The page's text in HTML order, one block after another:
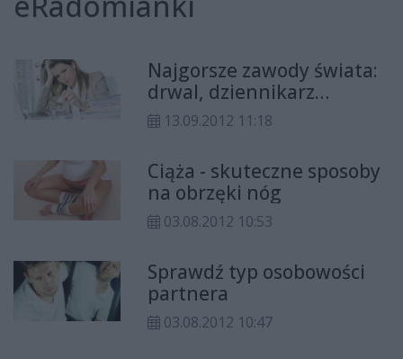
Najgorsze zawody świata:
drwal, dziennikarz
newsowy, kelnerka...
13.09.2012 11:18
Ciąża - skuteczne sposoby
na obrzęki nóg
03.08.2012 10:53
Sprawdź typ osobowości
partnera
03.08.2012 10:47